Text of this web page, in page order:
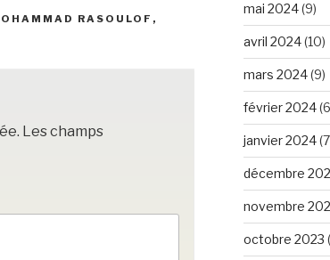
RASOULOF ,
Les champs
mai 2024(9)
avril 2024(10)
mars 2024(9)
février 2024
janvier 2024
décembre
novembre
octobre 2023